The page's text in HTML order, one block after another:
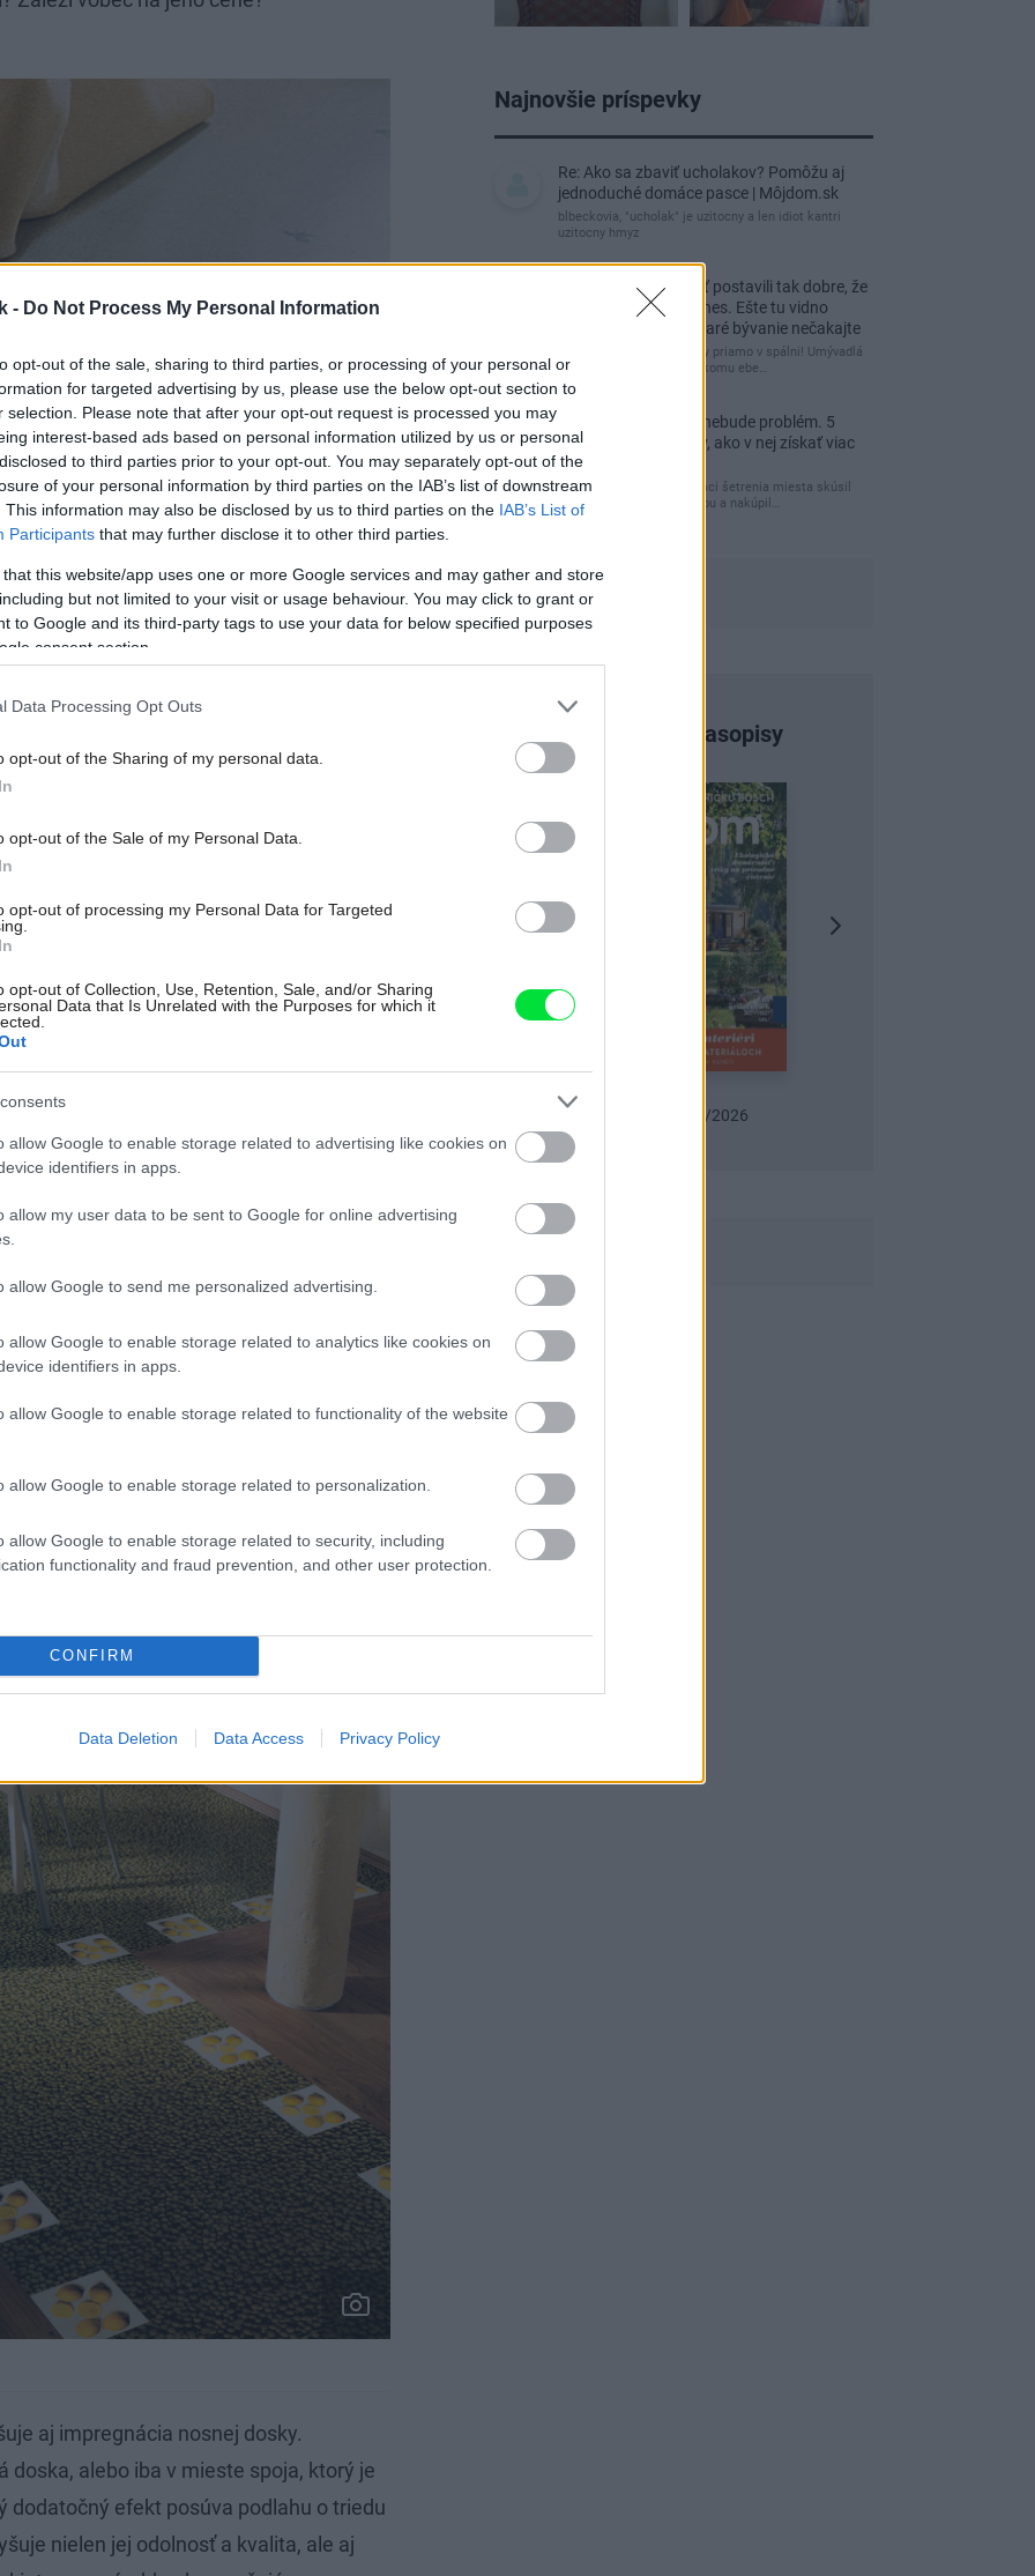
- Do Not Process My Personal Information
opt-out of the sale, sharing to third parties, or processing of your personal or
for targeted advertising by us, please use the below opt-out section to
selection. Please note that after your opt-out request is processed you may
interest-based ads based on personal information utilized by us or personal
to third parties prior to your opt-out. You may separately opt-out of the
of your personal information by third parties on the IAB’s list of downstream
This information may also be disclosed by us to third parties on the IAB’s List of
Participants that may further disclose it to other third parties.
that this website/app uses one or more Google services and may gather and store
but not limited to your visit or usage behaviour. You may click to grant or
to Google and its third-party tags to use your data for below specified purposes
consent section.
Data Processing Opt Outs
opt-out of the Sharing of my personal data.
opt-out of the Sale of my Personal Data.
opt-out of processing my Personal Data for Targeted
opt-out of Collection, Use, Retention, Sale, and/or Sharing
Data that Is Unrelated with the Purposes for which it
allow Google to enable storage related to advertising like cookies on
identifiers in apps.
allow my user data to be sent to Google for online advertising
allow Google to send me personalized advertising.
allow Google to enable storage related to analytics like cookies on
identifiers in apps.
allow Google to enable storage related to functionality of the website
allow Google to enable storage related to personalization.
allow Google to enable storage related to security, including
functionality and fraud prevention, and other user protection.
CONFIRM
Data Deletion Data Access Privacy Policy
odolné, nie však nezničiteľné. Ich
ktorých si zachovávajú vynikajúce
ich vysekať a vyhodiť. Predávajú sa v
Podlahy nižších cenových relácií sú
sa kvalita laminátových podláh
v otáčkach, čo bol však zavádzajúci
je dostatočne tvrdá aj pri tých
parkety totiž nestrácajú svoju
ich nosnej dosky.
od kvality nosnej dosky, preto svoj
znamená anglické hard – tvrdý; M pri
stredná tvrdosť, ktorá je na laminátové
sú aj DTD dosky) hrubú minimálne 8
6 mm, dostatočne stabilná je však
aj impregnácia nosnej dosky.
doska, alebo iba v mieste spoja, ktorý je
dodatočný efekt posúva podlahu o triedu
nielen jej odolnosť a kvalita, ale aj
Najnovšie príspevky
Re: Ako sa zbaviť ucholakov? Pomôžu aj
jednoduché domáce pasce | Môjdom.sk
blbeckovia, "ucholak" je uzitocny a len idiot kantri
uzitocny hmyz
Re: Vidiecku usadlosť postavili tak dobre, že
domáceho chráni i dnes. Ešte tu vidno
kamenné múry, no staré bývanie nečakajte
čakám kedy budú wc misy priamo v spálni! Umývadlá
už sú štandardom! Tu niekomu ebe…
Re: Tesná spálňa už nebude problém. 5
praktických nápadov, ako v nej získať viac
úložného miesta
Ja som pred časom v rámci šetrenia miesta skúsil
využiť priestor pod posteľou a nakúpil…
Najnovšie časopisy
Urob si sám 6/2026